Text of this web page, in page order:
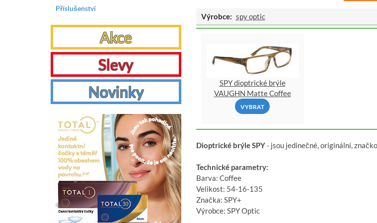
Výrobce: spy optic
SPY dioptrické brýle
VAUGHN Matte Coffee
VYBRAT
Dioptrické brýle SPY- jsou jedinečné, originální,
Technické parametry:
Barva: Coffee
Velikost: 54-16-135
Značka: SPY+
Výrobce: SPY Optic
Příslušenství
Akce
Slevy
Novinky